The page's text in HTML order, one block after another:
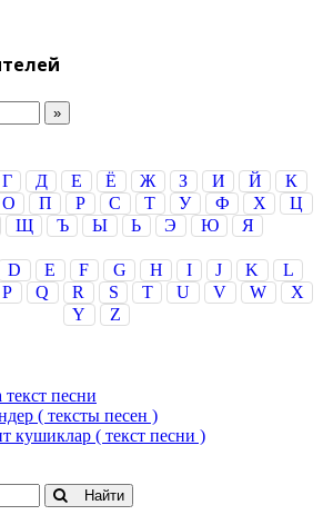
Г Д Е Ё Ж З И Й
К
О П Р С Т У Ф Х
Ц
Щ Ъ Ы Ь Э Ю Я
D E F G H I J K
L
P Q R S T U V W
X
Y
Z
песни
( тексты песен )
кушиклар ( текст песни )
Найти